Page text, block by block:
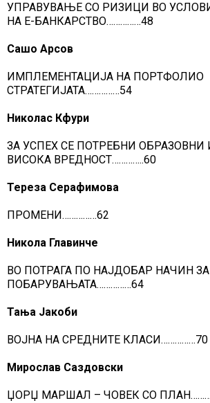
УПРАВУВАЊЕ СО РИЗИЦИ ВО
НА Е-БАНКАРСТВО……………48
Сашо Арсов
ИМПЛЕМЕНТАЦИЈА НА ПОРТФОЛИО
СТРАТЕГИЈАТА……………54
Николас Кфури
ЗА УСПЕХ СЕ ПОТРЕБНИ
ВИСОКА ВРЕДНОСТ…………..60
Тереза Серафимова
ПРОМЕНИ……………62
Никола Главинче
ВО ПОТРАГА ПО НАЈДОБАР НАЧИН
ПОБАРУВАЊАТА……………64
Тања Јакоби
ВОЈНА НА СРЕДНИТЕ КЛАСИ……………70
Мирослав Саздовски
ЏОРЏ МАРШАЛ – ЧОВЕК СО